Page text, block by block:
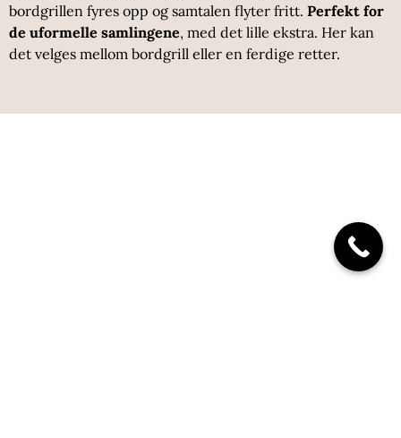
bordgrillen fyres opp og samtalen flyter fritt. Perfekt for
de uformelle samlingene, med det lille ekstra. Her kan
det velges mellom bordgrill eller en ferdige retter.